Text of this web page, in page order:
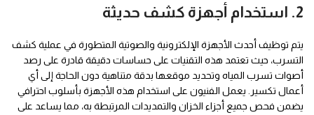
2. استخدام أجهزة كشف حديثة
يتم توظيف أحدث الأجهزة الإلكترونية والصوتية المتطورة في عملية كشف
التسرب، حيث تعتمد هذه التقنيات على حساسات دقيقة قادرة على رصد
أصوات تسرب المياه وتحديد موقعها بدقة متناهية دون الحاجة إلى أي
أعمال تكسير. يعمل الفنيون على استخدام هذه الأجهزة بأسلوب احترافي
يضمن فحص جميع أجزاء الخزان والتمديدات المرتبطة به، مما يساعد على